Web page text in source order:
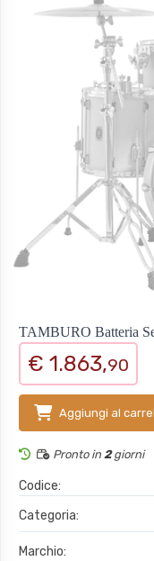
TAMBURO Batteria
€ 1.863,90
Aggiungi al
Pronto in 2giorni
Codice:
Categoria:
Marchio: